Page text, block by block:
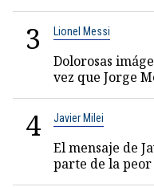
3 Lionel Messi
Dolorosas
vez que Jorge
4 Javier Milei
El mensaje de
parte de la